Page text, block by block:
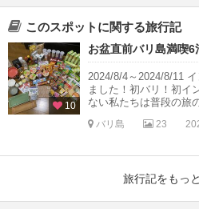
このスポットに関する旅行記
10
お盆直前バリ島満喫6
2024/8/4～2024/8/11
ました！初バリ！初イ
ない私たちは普段の旅
バリ島 23
旅行記をもっ